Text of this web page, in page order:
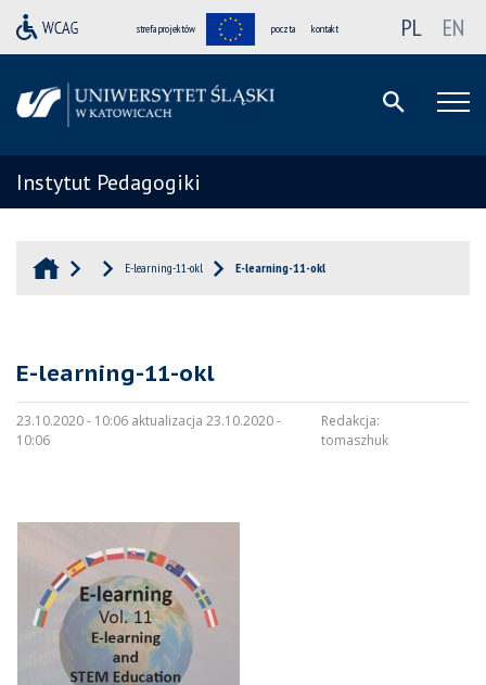
strefa projektów poczta kontakt PL EN
Instytut Pedagogiki
E-learning-11-okl E-learning-11-okl
E-learning-11-okl
23.10.2020 - 10:06 aktualizacja 23.10.2020 -
10:06
Redakcja:
tomaszhuk